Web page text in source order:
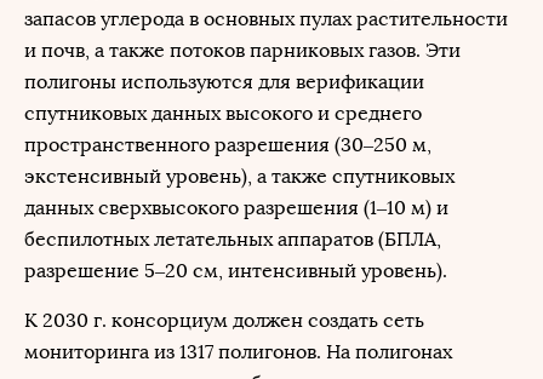
запасов углерода в основных пулах растительности
и почв, а также потоков парниковых газов. Эти
полигоны используются для верификации
спутниковых данных высокого и среднего
пространственного разрешения (30–250 м,
экстенсивный уровень), а также спутниковых
данных сверхвысокого разрешения (1–10 м) и
беспилотных летательных аппаратов (БПЛА,
разрешение 5–20 см, интенсивный уровень).
К 2030 г. консорциум должен создать сеть
мониторинга из 1317 полигонов. На полигонах